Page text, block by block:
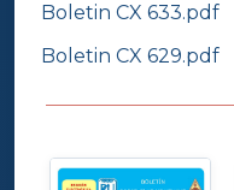
Boletin CX 633.pdf
Boletin CX 629.pdf